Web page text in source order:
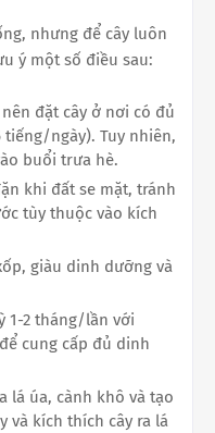
nhưng để cây luôn
ý một số điều sau:
đặt cây ở nơi có đủ
ngày). Tuy nhiên,
buổi trưa hè.
khi đất se mặt, tránh
tùy thuộc vào kích
giàu dinh dưỡng và
1-2 tháng/lần với
cung cấp đủ dinh
lá úa, cành khô và tạo
và kích thích cây ra lá